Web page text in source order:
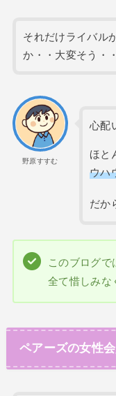
それだけライバル
か・・大変そう・・
野原すすむ
心配
ほと
ウハ
だか
このブログ
全て惜しみな
ペアーズの女性